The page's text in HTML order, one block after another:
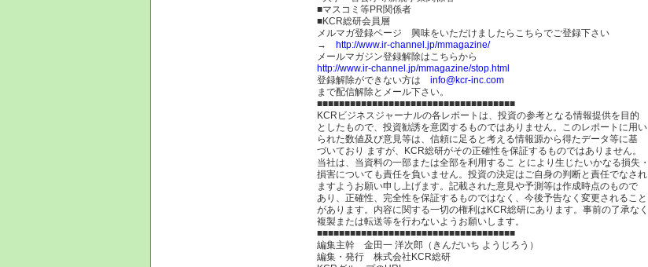
■マスコミ等PR関係者
■KCR総研会員層
メルマガ登録ページ 興味をいただけましたらこちらでご登録下さい
→ http://www.ir-channel.jp/mmagazine/
メールマガジン登録解除はこちらから
http://www.ir-channel.jp/mmagazine/stop.html
登録解除ができない方は info@kcr-inc.com
まで配信解除とメール下さい。
■■■■■■■■■■■■■■■■■■■■■■■■■■■■■■■■■■■■
KCRビジネスジャーナルの各レポートは、投資の参考となる情報提供を目的
としたもので、投資勧誘を意図するものではありません。このレポートに用い
られた数値及び意見等は、信頼に足ると考える情報源から得たデータ等に基
づいており ますが、KCR総研がその正確性を保証するものではありません。
当社は、当資料の一部または全部を利用するこ とにより生じたいかなる損失・
損害についても責任を負いません。投資の決定はご自身の判断と責任でなされ
ますようお願い申し上げます。記載された意見や予測等は作成時点のもので
あり、正確性、完全性を保証するものではなく、今後予告なく変更されること
があります。内容に関する一切の権利はKCR総研にあります。事前の了承なく
複製または転送等を行わないようお願いします。
■■■■■■■■■■■■■■■■■■■■■■■■■■■■■■■■■■■■
編集主幹 金田一 洋次郎（きんだいち ようじろう）
編集・発行 株式会社KCR総研